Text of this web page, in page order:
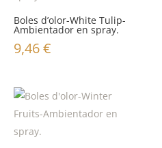
Boles d’olor-White Tulip-
Ambientador en spray.
9,46€